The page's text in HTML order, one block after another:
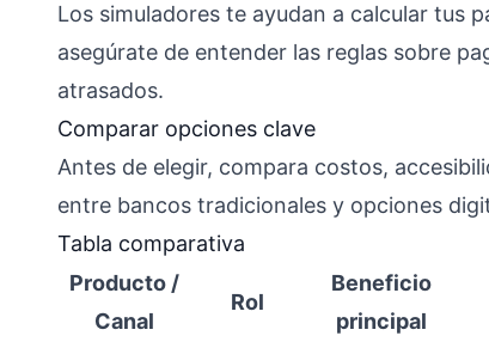
Los simuladores te ayudan a calcular tus
asegúrate de entender las reglas sobre
atrasados.
Comparar opciones clave
Antes de elegir, compara costos,
entre bancos tradicionales y opciones
Tabla comparativa
Producto /
Canal
Rol
Beneficio
principal